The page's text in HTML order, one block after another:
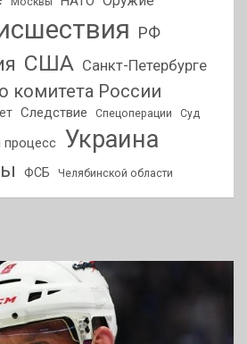
РФ
США Санкт-Петербурге
комитета России
Следствие Спецоперации Суд
процесс Украина
ФСБ Челябинской области